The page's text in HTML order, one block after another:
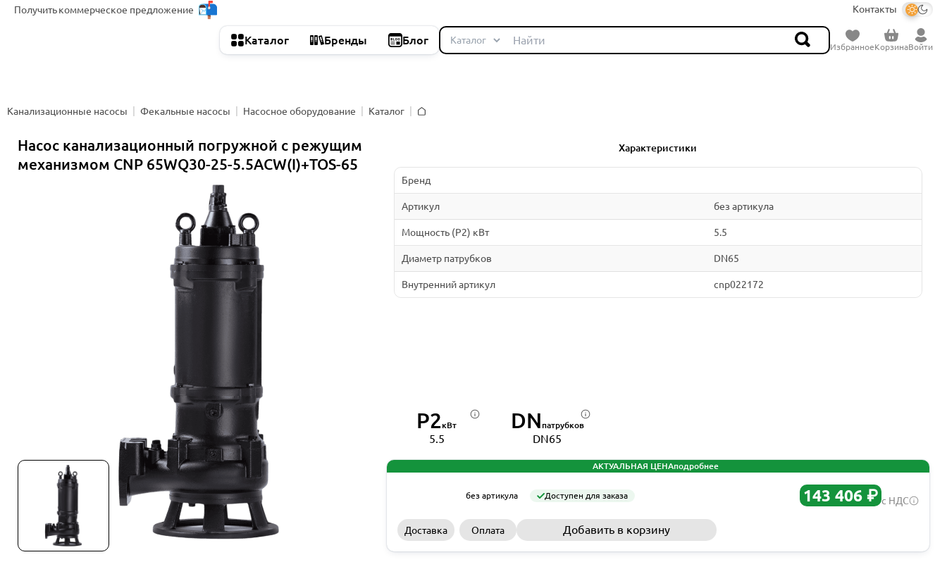
Получитькоммерческое предложение Контакты
Каталог Бренды Блог
ИзбранноеКорзинаВойти
Канализационные насосы Фекальные насосы Насосное оборудование
Каталог
Насос канализационный погружной с режущим
механизмом CNP 65WQ30-25-5.5ACW(I)+TOS-65
Характеристики
Бренд
Артикул без артикула
Мощность (P2) кВт 5.5
Диаметр патрубков DN65
Внутренний артикул cnp022172
P2кВт
5.5
DN патрубков
DN65
АКТУАЛЬНАЯ ЦЕНАподробнее
без артикула Доступен для заказа 143 406 ₽ с НДС
Доставка Оплата Добавить в корзину